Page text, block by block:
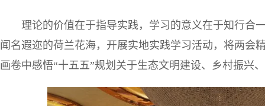
理论的价值在于指导实践，学习的意义在于知行合
闻名遐迩的荷兰花海，开展实地实践学习活动，将两会
画卷中感悟“十五五”规划关于生态文明建设、乡村振兴